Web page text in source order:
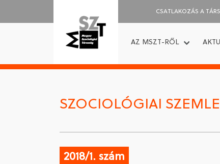
CSATLAKOZÁS A
AZ MSZT-RŐL
SZOCIOLÓGIAI SZEMLE
2018/1. szám